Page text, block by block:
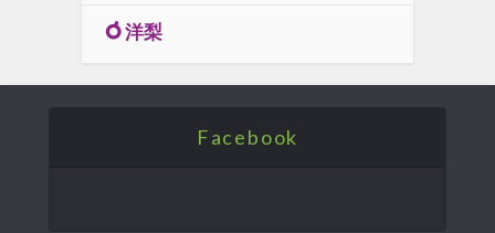
洋梨
Facebook